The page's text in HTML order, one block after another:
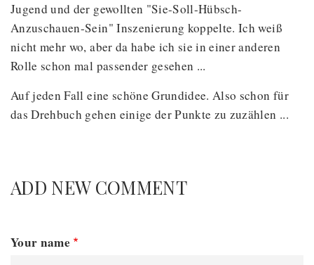
Jugend und der gewollten "Sie-Soll-Hübsch-
Anzuschauen-Sein" Inszenierung koppelte. Ich weiß
nicht mehr wo, aber da habe ich sie in einer anderen
Rolle schon mal passender gesehen ...
Auf jeden Fall eine schöne Grundidee. Also schon für
das Drehbuch gehen einige der Punkte zu zuzählen ...
ADD NEW COMMENT
Your name